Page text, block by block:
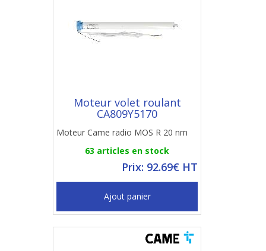
Moteur volet roulant
CA809Y5170
Moteur Came radio MOS R 20 nm
63 articles en stock
Prix: 92.69€ HT
Ajout panier